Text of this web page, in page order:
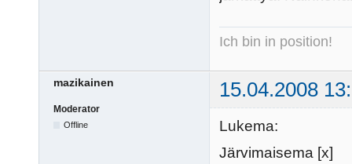
Ich bin in position!
mazikainen 15.04.2008
Moderator
Offline
Lukema:
Järvimaisema [x]